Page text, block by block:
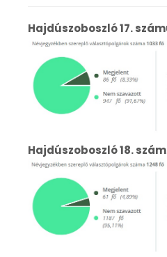
Hajdúszoboszló 17.
Hajdúszoboszló 18.